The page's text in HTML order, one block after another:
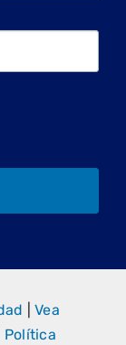
|Vea
Política